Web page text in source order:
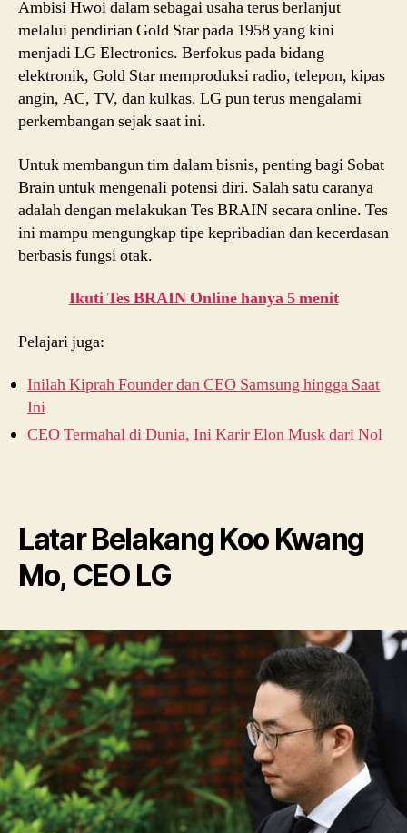
Ambisi Hwoi dalam sebagai usaha terus berlanjut
melalui pendirian Gold Star pada 1958 yang kini
menjadi LG Electronics. Berfokus pada bidang
elektronik, Gold Star memproduksi radio, telepon, kipas
angin, AC, TV, dan kulkas. LG pun terus mengalami
perkembangan sejak saat ini.
Untuk membangun tim dalam bisnis, penting bagi Sobat
Brain untuk mengenali potensi diri. Salah satu caranya
adalah dengan melakukan Tes BRAIN secara online. Tes
ini mampu mengungkap tipe kepribadian dan kecerdasan
berbasis fungsi otak.
Ikuti Tes BRAIN Online hanya 5 menit
Pelajari juga:
Inilah Kiprah Founder dan CEO Samsung hingga Saat
Ini
CEO Termahal di Dunia, Ini Karir Elon Musk dari Nol
Latar Belakang Koo Kwang
Mo, CEO LG